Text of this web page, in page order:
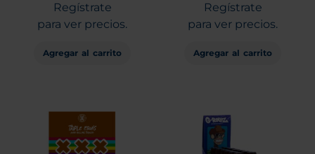
Regístrate
para ver precios.
Agregar al carrito
Regístrate
para ver precios.
Agregar al carrito